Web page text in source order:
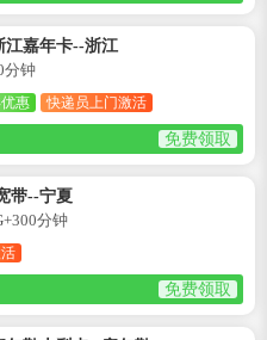
江嘉年卡--浙江
分钟
惠 快递员上门激活
免费领取
带--宁夏
分钟
免费领取